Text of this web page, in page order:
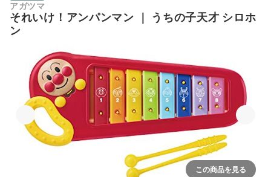
アガツマ
それいけ！アンパンマン
うちの子天才 シロホ
ン
この商品を見る